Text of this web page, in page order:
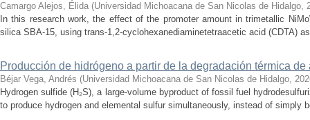
Camargo Alejos, Élida (Universidad Michoacana de San Nicolas de Hidalgo,
In this research work, the effect of the promoter amount in trimetallic
silica SBA-15, using trans-1,2-cyclohexanediaminetetraacetic acid (CDTA)
Producción de hidrógeno a partir de la degradación térmica
Béjar Vega, Andrés (Universidad Michoacana de San Nicolas de Hidalgo,
Hydrogen sulfide (H₂S), a large-volume byproduct of fossil fuel
to produce hydrogen and elemental sulfur simultaneously, instead of simply